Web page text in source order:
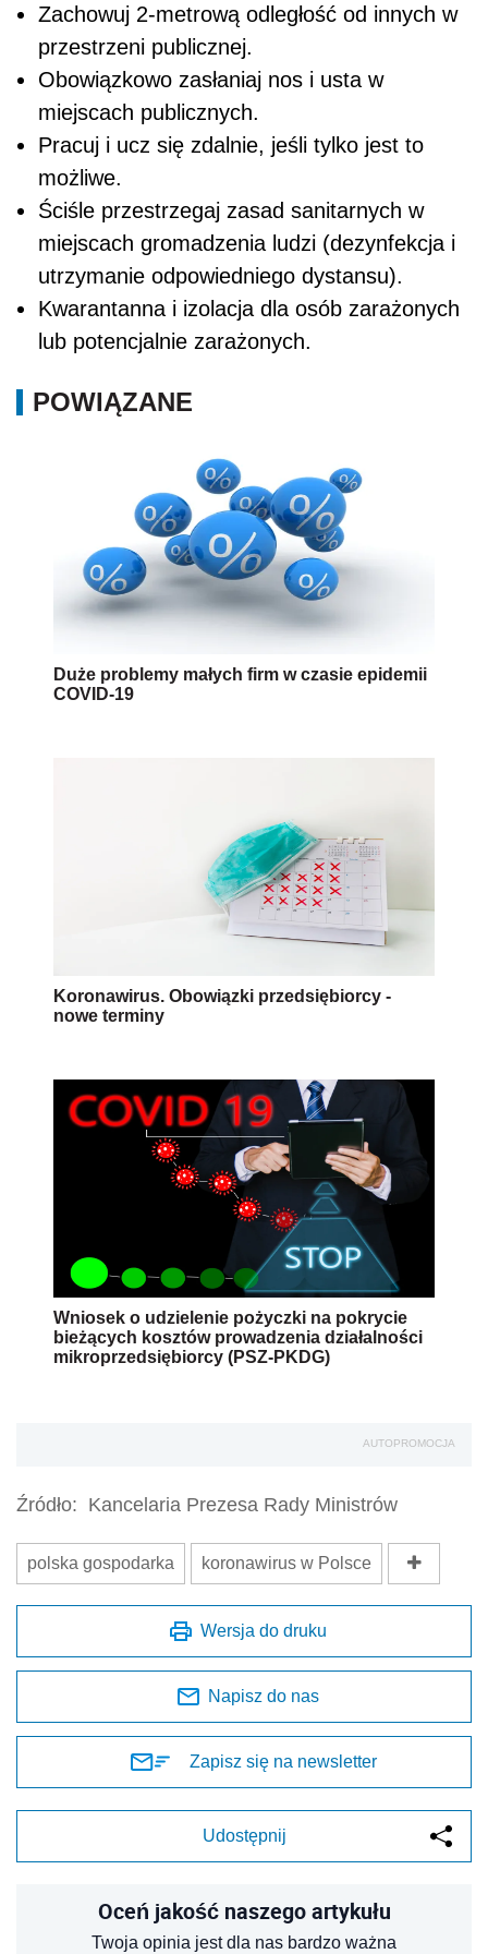
Zachowuj 2-metrową odległość od innych w
przestrzeni publicznej.
Obowiązkowo zasłaniaj nos i usta w
miejscach publicznych.
Pracuj i ucz się zdalnie, jeśli tylko jest to
możliwe.
Ściśle przestrzegaj zasad sanitarnych w
miejscach gromadzenia ludzi (dezynfekcja i
utrzymanie odpowiedniego dystansu).
Kwarantanna i izolacja dla osób zarażonych
lub potencjalnie zarażonych.
POWIĄZANE
Duże problemy małych firm w czasie epidemii
COVID-19
Koronawirus. Obowiązki przedsiębiorcy -
nowe terminy
Wniosek o udzielenie pożyczki na pokrycie
bieżących kosztów prowadzenia działalności
mikroprzedsiębiorcy (PSZ-PKDG)
AUTOPROMOCJA
Źródło: Kancelaria Prezesa Rady Ministrów
polska gospodarka koronawirus w Polsce
Wersja do druku
Napisz do nas
Zapisz się na newsletter
Udostępnij
Oceń jakość naszego artykułu
Twoja opinia jest dla nas bardzo ważna